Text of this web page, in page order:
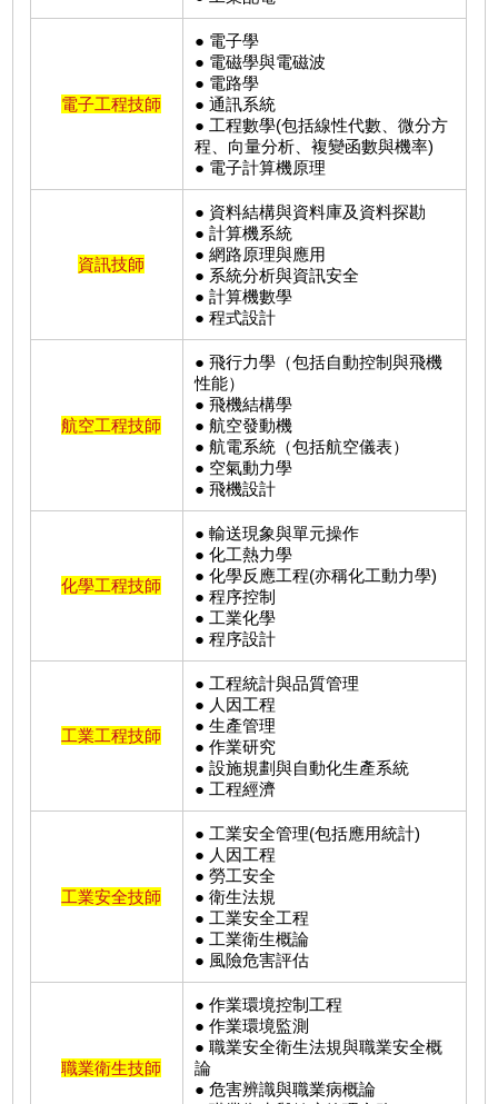
電子工程技師
● 電子學
● 電磁學與電磁波
● 電路學
● 通訊系統
● 工程數學(包括線性代數、微分方
程、向量分析、複變函數與機率)
● 電子計算機原理
資訊技師
● 資料結構與資料庫及資料探勘
● 計算機系統
● 網路原理與應用
● 系統分析與資訊安全
● 計算機數學
● 程式設計
航空工程技師
● 飛行力學（包括自動控制與飛機
性能）
● 飛機結構學
● 航空發動機
● 航電系統（包括航空儀表）
● 空氣動力學
● 飛機設計
化學工程技師
● 輸送現象與單元操作
● 化工熱力學
● 化學反應工程(亦稱化工動力學)
● 程序控制
● 工業化學
● 程序設計
工業工程技師
● 工程統計與品質管理
● 人因工程
● 生產管理
● 作業研究
● 設施規劃與自動化生產系統
● 工程經濟
工業安全技師
● 工業安全管理(包括應用統計)
● 人因工程
● 勞工安全
● 衛生法規
● 工業安全工程
● 工業衛生概論
● 風險危害評估
職業衛生技師
● 作業環境控制工程
● 作業環境監測
● 職業安全衛生法規與職業安全概
論
● 危害辨識與職業病概論